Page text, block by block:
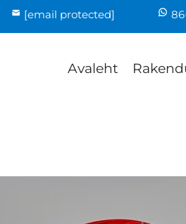
[email protected]
Avaleht